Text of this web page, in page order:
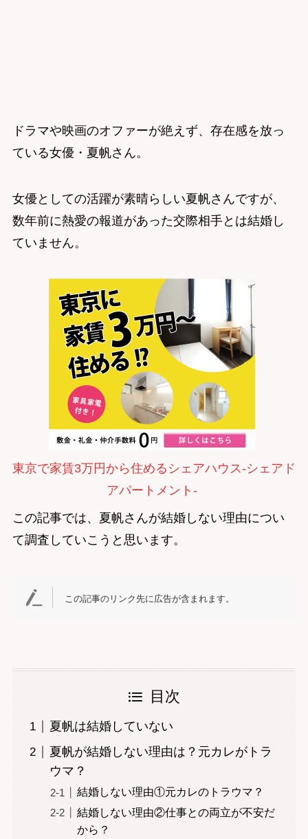
ドラマや映画のオファーが絶えず、存在感を放っ
ている女優・夏帆さん。
女優としての活躍が素晴らしい夏帆さんですが、
数年前に熱愛の報道があった交際相手とは結婚し
ていません。
東京で家賃3万円から住めるシェアハウス-シェアド
アパートメント-
この記事では、夏帆さんが結婚しない理由につい
て調査していこうと思います。
この記事のリンク先に広告が含まれます。
目次
夏帆は結婚していない
夏帆が結婚しない理由は？元カレがトラ
ウマ？
結婚しない理由①元カレのトラウマ？
結婚しない理由②仕事との両立が不安だ
から？